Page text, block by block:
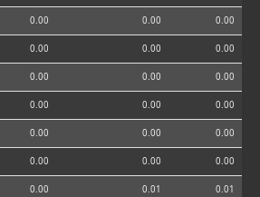
0.00 0.00 0.00
0.00 0.00 0.00
0.00 0.00 0.00
0.00 0.00 0.00
0.00 0.00 0.00
0.00 0.00 0.00
0.00 0.01 0.01